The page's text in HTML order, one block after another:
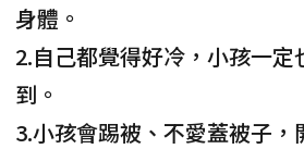
身體。
2.自己都覺得好冷，小孩一
到。
3.小孩會踢被、不愛蓋被子